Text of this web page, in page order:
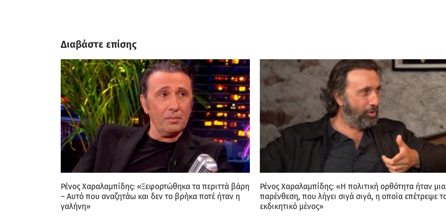
Διαβάστε επίσης
Ρένος Χαραλαμπίδης: «Ξεφορτώθηκα τα περιττά βάρη
– Αυτό που αναζητάω και δεν το βρήκα ποτέ ήταν η
γαλήνη»
Ρένος Χαραλαμπίδης: «Η πολιτική ορθότητα ήταν μια
παρένθεση, που λήγει σιγά σιγά, η οποία επέτρεψε
εκδικητικό μένος»